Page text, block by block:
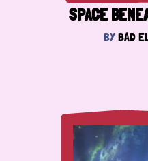
SPACE
BYBAD